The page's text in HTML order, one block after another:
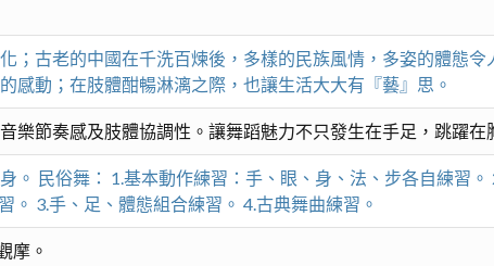
；古老的中國在千洗百煉後，多樣的民族風情，多姿的體態
感動；在肢體酣暢淋漓之際，也讓生活大大有『藝』思。
樂節奏感及肢體協調性。讓舞蹈魅力不只發生在手足，跳躍在
。 民俗舞： 1.基本動作練習：手、眼、身、法、步各自練習。
。 3.手、足、體態組合練習。 4.古典舞曲練習。
摩。